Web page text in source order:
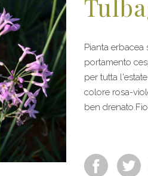
Pianta erbacea
portamento
per tutta
colore rosa-
ben